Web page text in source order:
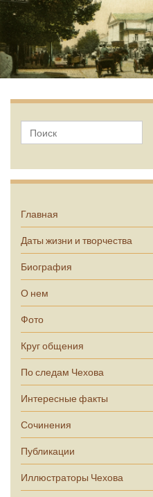
Главная
Даты жизни и творчества
Биография
О нем
Фото
Круг общения
По следам Чехова
Интересные факты
Сочинения
Публикации
Иллюстраторы Чехова